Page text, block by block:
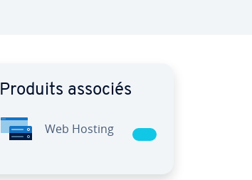
Produits associés
Web Hosting